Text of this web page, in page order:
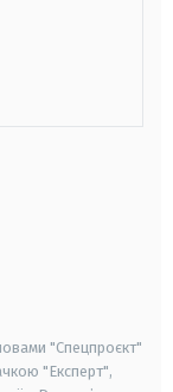
"Спецпроєкт"
"Експерт",